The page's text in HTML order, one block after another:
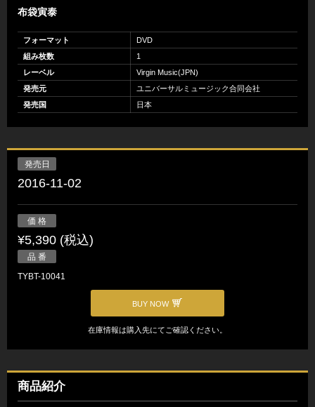
布袋寅泰
フォーマット
DVD
組み枚数
1
レーベル
Virgin Music(JPN)
発売元
ユニバーサルミュージック合同会社
発売国
日本
発売日
2016-11-02
価 格
¥5,390 (税込)
品 番
TYBT-10041
BUY NOW
在庫情報は購入先にてご確認ください。
商品紹介